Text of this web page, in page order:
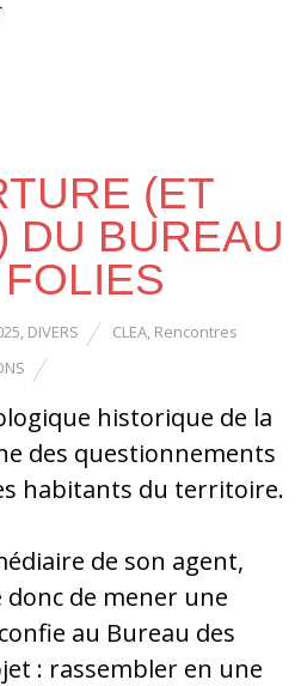
(ET
DU BUREAU
, DIVERS CLEA, Rencontres
historique de la
des questionnements
habitants du territoire.
de son agent,
donc de mener une
au Bureau des
: rassembler en une